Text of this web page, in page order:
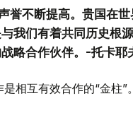
誉不断提高。贵国在
我们有着共同历史根
略合作伙伴。-托卡耶
相互有效合作的“金柱